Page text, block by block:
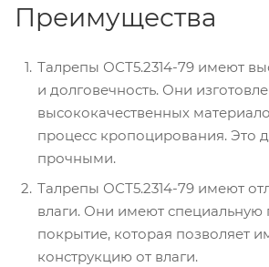
Преимущества
Талрепы ОСТ5.2314-79 имеют
и долговечность. Они
высококачественных
процесс кропоцирования. Это
прочными.
Талрепы ОСТ5.2314-79 имеют
влаги. Они имеют специальную
покрытие, которая позволяет
конструкцию от влаги.